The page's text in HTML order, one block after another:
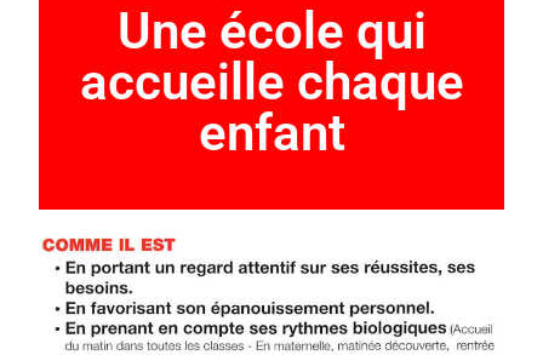
Une école qui
accueille chaque
enfant